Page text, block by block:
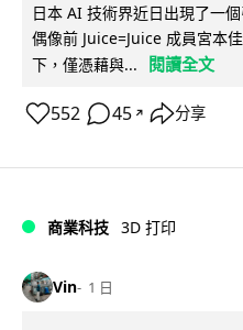
日本 AI 技術界近日出現了一
偶像前 Juice=Juice 成員宮本
下，僅憑藉與...
閱讀全文
552 45 ↗ 分享
商業科技 3D 打印
Vin 1 日